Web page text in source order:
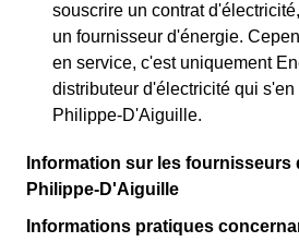
souscrire un contrat
un fournisseur d'énergie.
en service, c'est uniquement
distributeur d'électricité qui
Philippe-D'Aiguille.
Information sur les fournisseurs
Philippe-D'Aiguille
Informations pratiques